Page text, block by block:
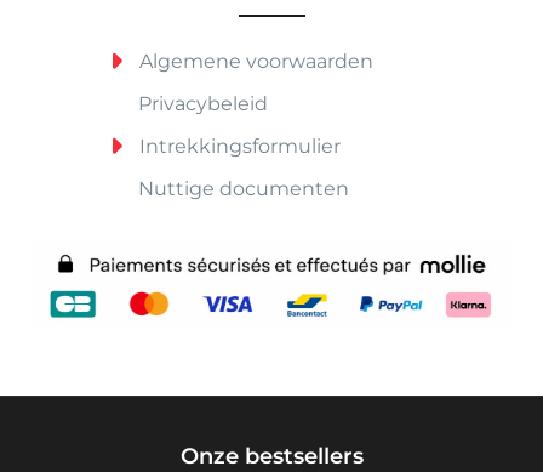
Algemene voorwaarden
Privacybeleid
Intrekkingsformulier
Nuttige documenten
Onze bestsellers